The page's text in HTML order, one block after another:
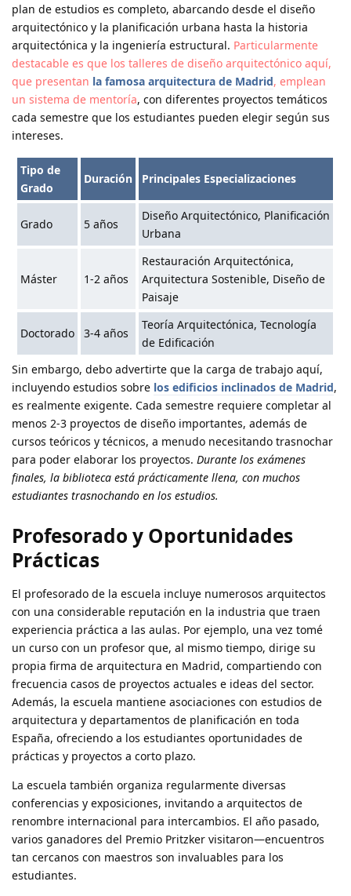
plan de estudios es completo, abarcando desde el diseño
arquitectónico y la planificación urbana hasta la historia
arquitectónica y la ingeniería estructural. Particularmente
destacable es que los talleres de diseño arquitectónico aquí,
que presentan la famosa arquitectura de Madrid, emplean
un sistema de mentoría, con diferentes proyectos temáticos
cada semestre que los estudiantes pueden elegir según sus
intereses.
Tipo de
Grado
Duración Principales Especializaciones
Grado 5 años
Diseño Arquitectónico, Planificación
Urbana
Máster 1-2 años
Restauración Arquitectónica,
Arquitectura Sostenible, Diseño de
Paisaje
Doctorado 3-4 años
Teoría Arquitectónica, Tecnología
de Edificación
Sin embargo, debo advertirte que la carga de trabajo aquí,
incluyendo estudios sobre los edificios inclinados de Madrid,
es realmente exigente. Cada semestre requiere completar al
menos 2-3 proyectos de diseño importantes, además de
cursos teóricos y técnicos, a menudo necesitando trasnochar
para poder elaborar los proyectos. Durante los exámenes
finales, la biblioteca está prácticamente llena, con muchos
estudiantes trasnochando en los estudios.
Profesorado y Oportunidades
Prácticas
El profesorado de la escuela incluye numerosos arquitectos
con una considerable reputación en la industria que traen
experiencia práctica a las aulas. Por ejemplo, una vez tomé
un curso con un profesor que, al mismo tiempo, dirige su
propia firma de arquitectura en Madrid, compartiendo con
frecuencia casos de proyectos actuales e ideas del sector.
Además, la escuela mantiene asociaciones con estudios de
arquitectura y departamentos de planificación en toda
España, ofreciendo a los estudiantes oportunidades de
prácticas y proyectos a corto plazo.
La escuela también organiza regularmente diversas
conferencias y exposiciones, invitando a arquitectos de
renombre internacional para intercambios. El año pasado,
varios ganadores del Premio Pritzker visitaron—encuentros
tan cercanos con maestros son invaluables para los
estudiantes.